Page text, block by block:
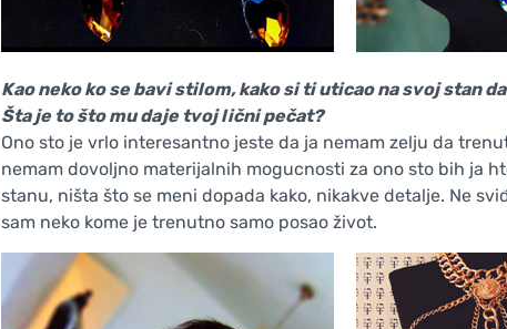
Kao neko ko se bavi stilom, kako si ti uticao na svoj stan
Šta je to što mu daje tvoj lični pečat?
Ono sto je vrlo interesantno jeste da ja nemam zelju da
nemam dovoljno materijalnih mogucnosti za ono sto bih ja
stanu, ništa što se meni dopada kako, nikakve detalje. Ne
sam neko kome je trenutno samo posao život.